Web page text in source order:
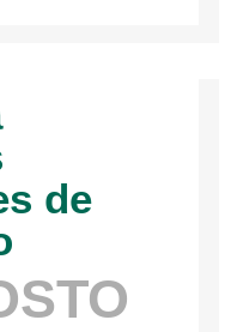
de